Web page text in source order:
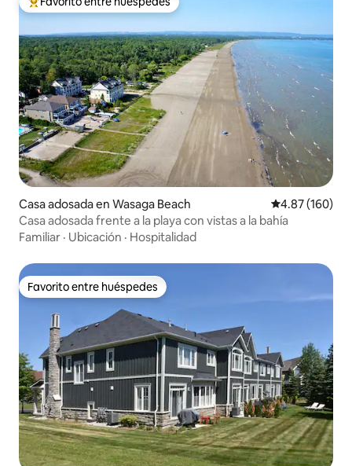
De los mejores en Favorito entre huéspedes
Casa adosada en Wasaga Beach Calificación
4.87 (160)
Casa adosada frente a la playa con vistas a la bahía
Familiar · Ubicación · Hospitalidad
Favorito entre huéspedes
Favorito entre huéspedes